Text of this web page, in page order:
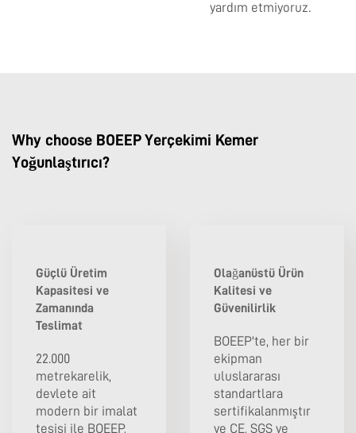
yardım etmiyoruz.
Why choose BOEEP Yerçekimi Kemer
Yoğunlaştırıcı?
Güçlü Üretim
Kapasitesi ve
Zamanında
Teslimat
22.000
metrekarelik,
devlete ait
modern bir imalat
tesisi ile BOEEP,
Olağanüstü Ürün
Kalitesi ve
Güvenilirlik
BOEEP'te, her bir
ekipman
uluslararası
standartlara
sertifikalanmıştır
ve CE, SGS ve